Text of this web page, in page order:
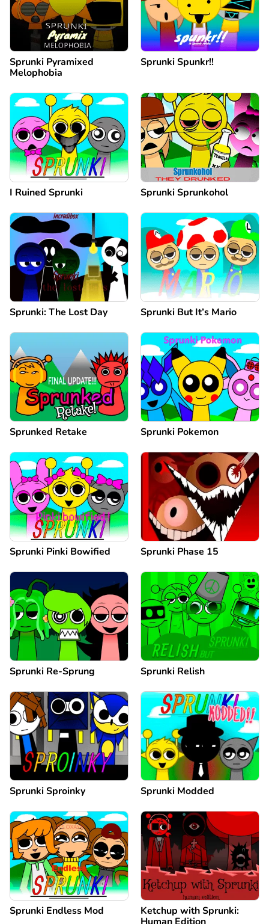
Sprunki Pyramixed
Melophobia
Sprunki Spunkr!!
I Ruined Sprunki Sprunki Sprunkohol
Sprunki: The Lost Day Sprunki But It’s Mario
Sprunked Retake Sprunki Pokemon
Sprunki Pinki Bowified Sprunki Phase 15
Sprunki Re-Sprung Sprunki Relish
Sprunki Sproinky Sprunki Modded
Sprunki Endless Mod
Ketchup with Sprunki:
Human Edition